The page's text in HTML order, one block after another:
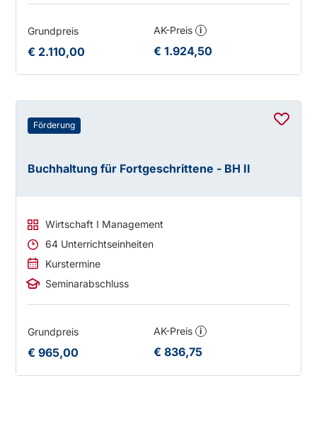
Grundpreis
€ 2.110,00
AK-Preis i
€ 1.924,50
Förderung
Buchhaltung für Fortgeschrittene - BH II
Wirtschaft I Management
64 Unterrichtseinheiten
Kurstermine
Seminarabschluss
Grundpreis
€ 965,00
AK-Preis i
€ 836,75